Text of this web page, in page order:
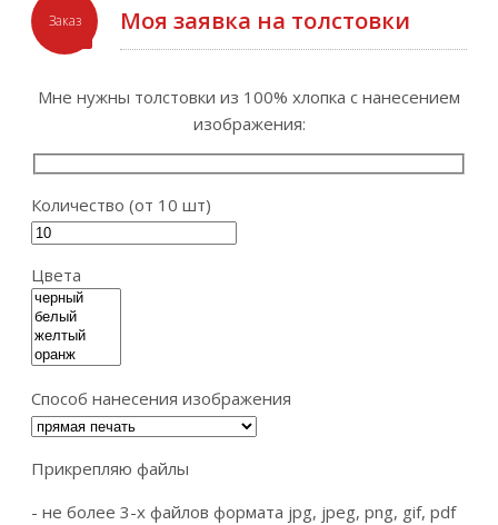
Заказ Моя заявка на толстовки
Мне нужны толстовки из 100% хлопка с нанесением
изображения:
Количество (от 10 шт)
Цвета
Способ нанесения изображения
Прикрепляю файлы
- не более 3-х файлов формата jpg, jpeg, png, gif, pdf